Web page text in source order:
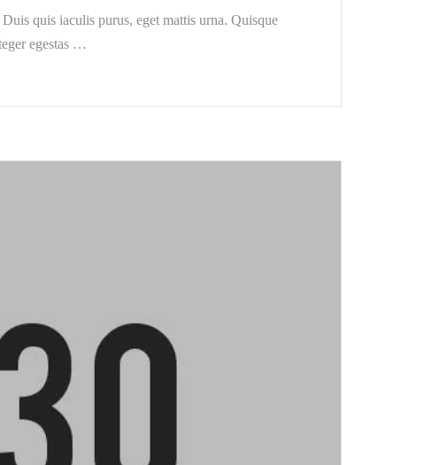
quis iaculis purus, eget mattis urna. Quisque
egestas …